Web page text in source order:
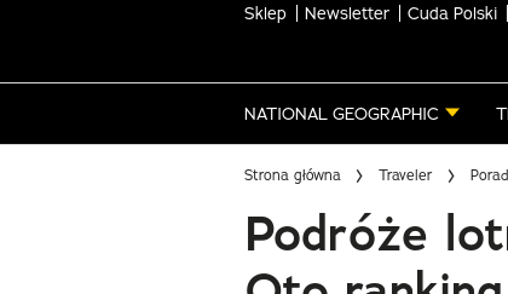
Sklep Newsletter Cuda Polski
NATIONAL GEOGRAPHIC
Strona główna Traveler
Podróże